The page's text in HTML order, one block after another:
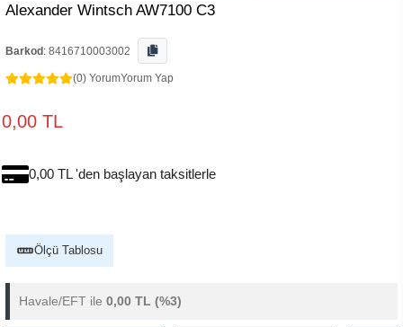
Alexander Wintsch AW7100 C3
Barkod : 8416710003002
(0) YorumYorum Yap
0,00 TL
0,00 TL 'den başlayan taksitlerle
Ölçü Tablosu
Havale/EFT ile 0,00 TL (%3)